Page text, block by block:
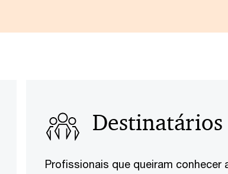
Destinatários
Profissionais que queiram conhecer